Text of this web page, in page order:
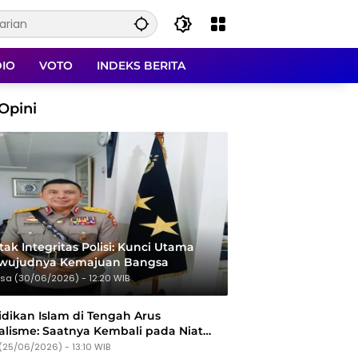
VOTO INDEKS BERITA
Integritas Polisi: Kunci Utama
Kemajuan Bangsa
(30/06/2026) - 12:20 WIB
Islam di Tengah Arus
Saatnya Kembali pada Niat
06/2026) - 13:10 WIB